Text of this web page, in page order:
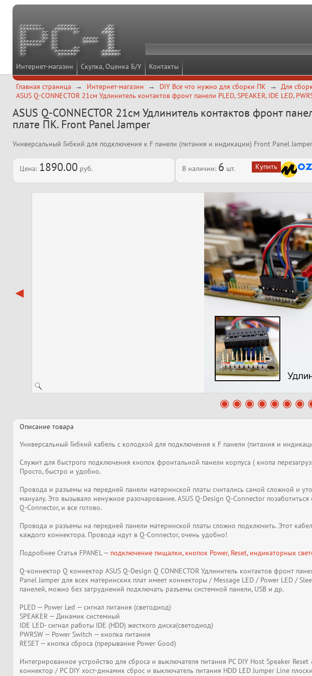
Интернет-магазин Скупка, Оценка Б/У Контакты
Главная страница Интернет-магазин DIY Все что нужно для сборки ПК
Для
ASUS Q-CONNECTOR 21см Удлинитель контактов фронт панели PLED, SPEAKER, IDE LED,
ASUS Q-CONNECTOR 21см Удлинитель контактов фронт
плате ПК. Front Panel Jamper
Универсальный Гибкий для подключения к F панели (питания и индикации) Front Panel
Цена: 1890.00 руб. В наличии: 6 шт.
Описание товара
Универсальный Гибкий кабель с колодкой для подключения к F панели (питания и
Служит для быстрого подключения кнопок фронтальной панели корпуса ( кнопа
Просто, быстро и удобно.
Провода и разъемы на передней панели материнской платы считались самой сложной и
мануалу. Это вызывало ненужное разочарование. ASUS Q-Design Q-Connector
Q-Connector, и все готово.
Провода и разъемы на передней панели материнской платы сложно подключить. Этот
каждого коннектора. Провода идут в Q-Connector, очень удобно!
Подробнее Статья FPANEL — подключение пищалки, кнопок Power, Reset, индикаторных
Q-коннектор Q коннектор ASUS Q-Design Q CONNECTOR Удлинитель контактов фронт
Panel Jamper для всех материнских плат имеет коннекторы / Message LED / Power LED /
панелей, можно без затруднений подключать разъемы системной панели, USB и др.
PLED — Power Led — сигнал питания (светодиод)
SPEAKER — Динамик системный
IDE LED- сигнал работы IDE (HDD) жесткого диска(светодиод)
PWRSW — Power Switch — кнопка питания
RESET — кнопка сброса (прерывание Power Good)
Интегрированное устройство для сброса и выключателя питания PC DIY Host Speaker
коннектор / PC DIY хост-динамик сброс и выключатель питания HDD LED Jumper Line